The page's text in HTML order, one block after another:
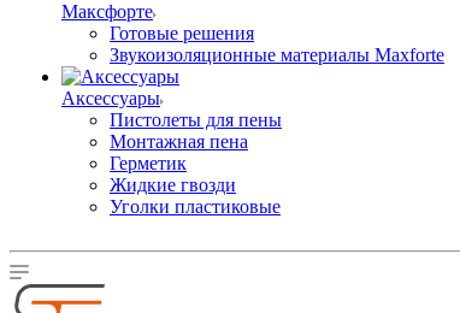
Максфорте
Готовые решения
Звукоизоляционные материалы Maxforte
Аксессуары
Пистолеты для пены
Монтажная пена
Герметик
Жидкие гвозди
Уголки пластиковые